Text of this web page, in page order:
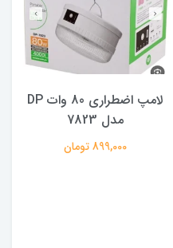
لامپ اضطراری 80 وات DP
مدل 7823
899,000 تومان